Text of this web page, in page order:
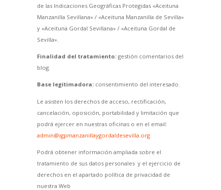
de las Indicaciones Geográficas Protegidas «Aceituna
Manzanilla Sevillana» / «Aceituna Manzanilla de Sevilla»
y «Aceituna Gordal Sevillana» / «Aceituna Gordal de
Sevilla».
Finalidad del tratamiento:gestión comentarios del
blog.
Base legitimadora:consentimiento del interesado.
Le asisten los derechos de acceso, rectificación,
cancelación, oposición, portabilidad y limitación que
podrá ejercer en nuestras oficinas o en el email:
admin@igpmanzanillaygordaldesevilla.org
Podrá obtener información ampliada sobre el
tratamiento de sus datos personales y el ejercicio de
derechos en el apartado política de privacidad de
nuestra Web